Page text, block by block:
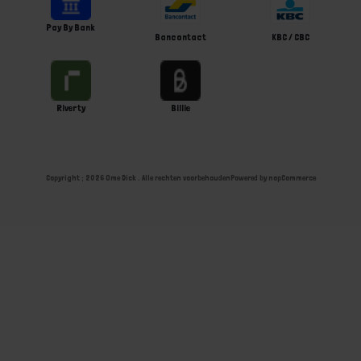
Pay By Bank
Bancontact
KBC / CBC
Riverty Billie
Copyright ; 2026 Ome Dick . Alle rechten voorbehoudenPowered by nopCommerce